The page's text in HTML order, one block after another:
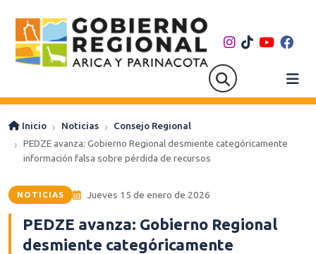
Inicio Noticias
Consejo Regional
PEDZE avanza: Gobierno Regional desmiente categóricamente
información falsa sobre pérdida de recursos
NOTICIAS Jueves 15 de enero de 2026
PEDZE avanza: Gobierno Regional
desmiente categóricamente